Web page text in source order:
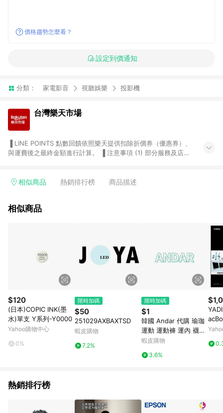
價格趨勢怎麼看？
設定到價通知
分類： 家電影音 視聽娛樂 投影機
台灣樂天市場
與運費後之最終金額進行計算。 ▐ 注意事項 (1) 部分服務及店家
Smart mobile、神腦生活、JS巨盛、樂天KOBO電子書，請詳閱
台灣樂天市場，並在同一瀏覽器於24小時內結帳，才享有 LINE
由網頁版(電腦版/手機版網頁)切換為App都將會造成追蹤中斷而
無法進行 LINE POINTS 回饋。 (5) LINE 購物為購物資訊整合性
平台，商品資料更新會有時間差，如顯示之商品規格、顏色、價
位、贈品與台灣樂天市場銷售網頁不符，以銷售網頁標示為準。
(6) 導購訂單已逾 365 天，根據台灣樂天回饋規定，逾期訂單將
不符合回饋資格。 (7) 若上述或其他原因，致使消費者無接收到
點數回饋或點數回饋有爭議，台灣樂天市場保有更改條款與法律
追訴之權利，活動詳情以樂天市場網站公告為準。
相似商品 熱銷排行榜 商品描述
相似商品
$120
(日本)COPIC INK(墨
水)單支 Y系列-Y0000
Yahoo購物中心
0%
限時加碼
$50
251029AXBAXTSD
蝦皮購物
7.2%
限時加碼
$1
韓國 Andar 代購 瑜珈
運動 運動褲 運內 襪子
上衣
蝦皮購物
3.6%
熱銷排行榜